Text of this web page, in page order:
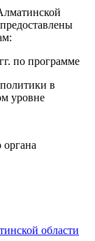
по программе
в
уровне
органа
области